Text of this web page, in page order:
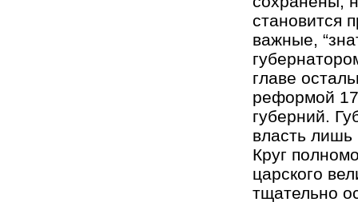
становится
важные,
главе
реформой
губерний.
власть лишь
Круг
царского
тщательно